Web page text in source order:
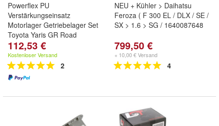
Powerflex PU
Verstärkungseinsatz
Motorlager Getriebelager Set
Toyota Yaris GR Road
112,53 €
Kostenloser Versand
2
NEU + Kühler > Daihatsu
Feroza ( F 300 EL / DLX / SE /
SX > 1.6 > SG / 1640087648
799,50 €
+ 10,00 € Versand
4